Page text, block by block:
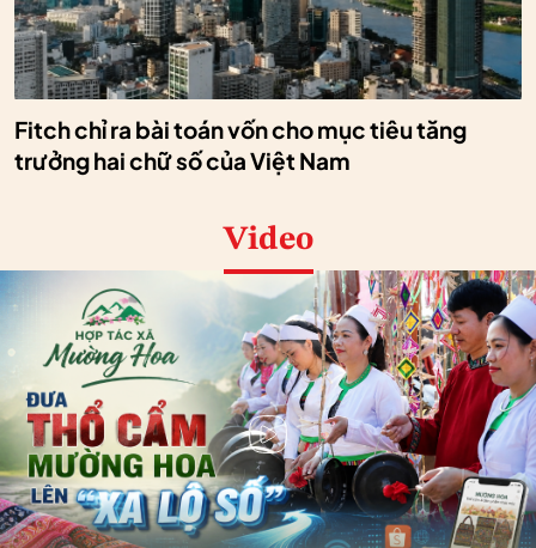
Fitch chỉ ra bài toán vốn cho mục tiêu tăng
trưởng hai chữ số của Việt Nam
Video